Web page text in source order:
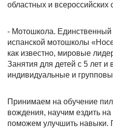
областных и всероссийских
- Мотошкола.
испанской мотошколы
как известно, мировые
Занятия для детей с 5 лет и
индивидуальные и
Принимаем на обучение
вождения, научим ездить
поможем улучшить навыки.